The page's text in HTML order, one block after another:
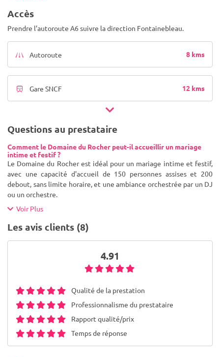
Accès
Prendre l’autoroute A6 suivre la direction Fontainebleau.
Autoroute 8 kms
Gare SNCF 12 kms
Questions au prestataire
Comment le Domaine du Rocher peut-il accueillir un mariage
intime et festif ?
Le Domaine du Rocher est idéal pour un mariage intime et festif,
avec une capacité d'accueil de 150 personnes assises et 200
debout, sans limite horaire, et une ambiance orchestrée par un DJ
ou un orchestre.
Voir Plus
Les avis clients (8)
4.91
Qualité de la prestation
Professionnalisme du prestataire
Rapport qualité/prix
Temps de réponse